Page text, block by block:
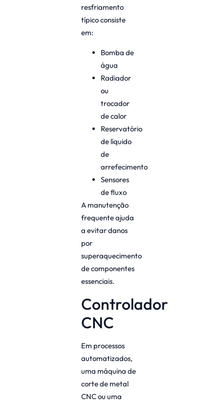
resfriamento
típico consiste
em:
Bomba de
água
Radiador
ou
trocador
de calor
Reservatório
de líquido
de
arrefecimento
Sensores
de fluxo
A manutenção
frequente ajuda
a evitar danos
por
superaquecimento
de componentes
essenciais.
Controlador
CNC
Em processos
automatizados,
uma máquina de
corte de metal
CNC ou uma